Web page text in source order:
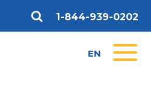
1-844-939-0202
EN